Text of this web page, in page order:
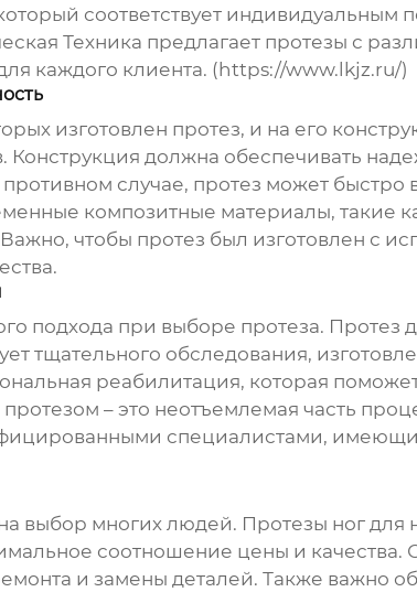
соответствует индивидуальным
Техника предлагает протезы с
каждого клиента. (https://www.lkjz.ru/)
изготовлен протез, и на его
Конструкция должна обеспечивать
случае, протез может быстро
композитные материалы, такие
чтобы протез был изготовлен с
подхода при выборе протеза. Протез
тщательного обследования,
реабилитация, которая
– это неотъемлемая часть
специалистами,
выбор многих людей. Протезы ног для
соотношение цены и качества.
и замены деталей. Также важно